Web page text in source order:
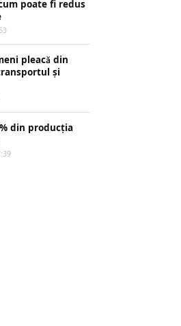
poate fi redus
pleacă din
și
din producția